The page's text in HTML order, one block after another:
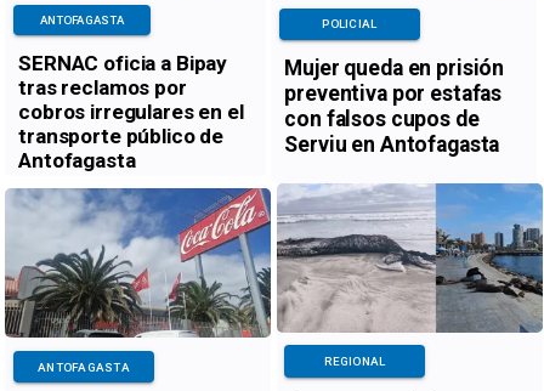
SERNAC oficia a Bipay
tras reclamos por
cobros irregulares en el
transporte público de
Antofagasta
ANTOFAGASTA
Mujer queda en prisión
preventiva por estafas
con falsos cupos de
Serviu en Antofagasta
POLICIAL
ANTOFAGASTA REGIONAL